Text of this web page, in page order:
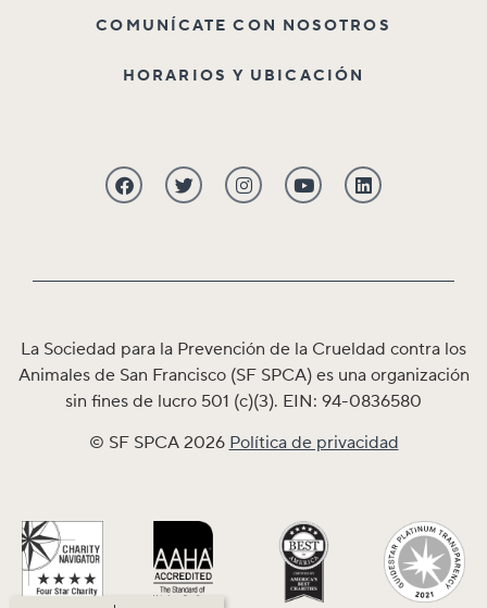
COMUNÍCATE CON NOSOTROS
HORARIOS Y UBICACIÓN
La Sociedad para la Prevención de la Crueldad contra los
Animales de San Francisco (SF SPCA) es una organización
sin fines de lucro 501 (c)(3). EIN: 94-0836580
© SF SPCA 2026 Política de privacidad